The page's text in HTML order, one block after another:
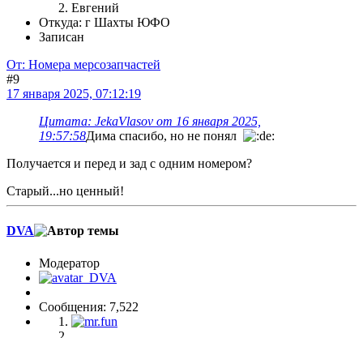
Евгений
Откуда: г Шахты ЮФО
Записан
От: Номера мерсозапчастей
#9
17 января 2025, 07:12:19
Цитата: JekaVlasov от 16 января 2025,
19:57:58Дима спасибо, но не понял
Получается и перед и зад с одним номером?
Старый...но ценный!
DVA
Модератор
Сообщения: 7,522